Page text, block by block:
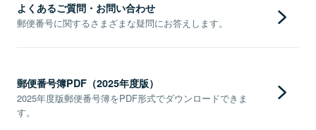
よくあるご質問・お問い合わせ
郵便番号に関するさまざまな疑問にお答えします。
郵便番号簿PDF（2025年度版）
2025年度版郵便番号簿をPDF形式でダウンロードできま
す。